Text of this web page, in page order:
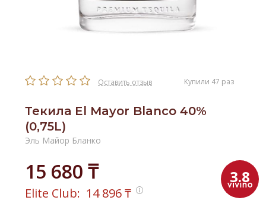
Оставить отзыв Купили 47 раз
Текила El Mayor Blanco 40%
(0,75L)
Эль Майор Бланко
15 680 ₸ 3.8
Elite Club: 14 896₸